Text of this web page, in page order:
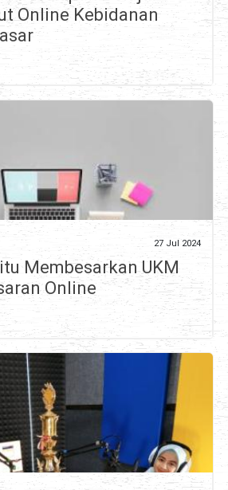
Online Kebidanan
27 Jul 2024
Membesarkan UKM
Online